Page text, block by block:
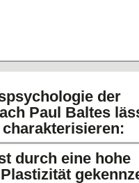
der
Paul Baltes
durch eine hohe